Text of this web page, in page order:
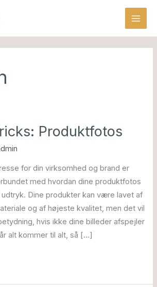
Produktfotos
for din virksomhed og brand er
med hvordan dine produktfotos
Dine produkter kan være lavet af
og af højeste kvalitet, men det vil
hvis ikke dine billeder afspejler
alt kommer til alt, så […]